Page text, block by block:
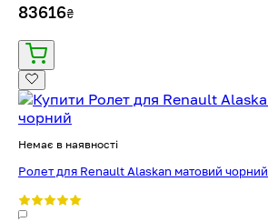
83616₴
Немає в наявності
Ролет для Renault Alaskan матовий чорний